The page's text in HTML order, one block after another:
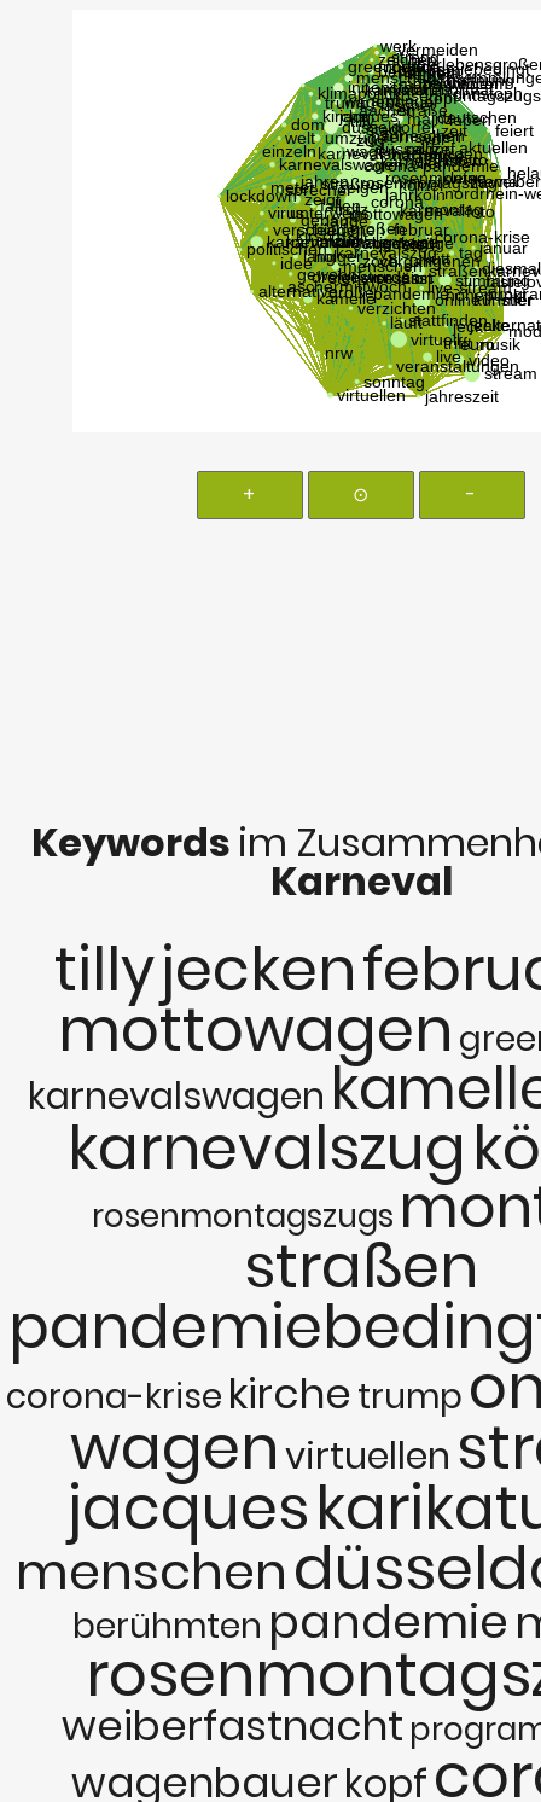
+ ⊙ -
Keywords im
Karneval
tillyjecken
mottowagen
karnevalswagen
karnevalszug
rosenmontagszugs
straßen
corona-krise kirche trump
wagenvirtuellen
jacques
menschen
berühmten pandemie
weiberfastnacht
wagenbauerkopf